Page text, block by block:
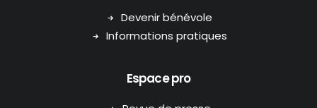
Devenir bénévole
Informations pratiques
Espace pro